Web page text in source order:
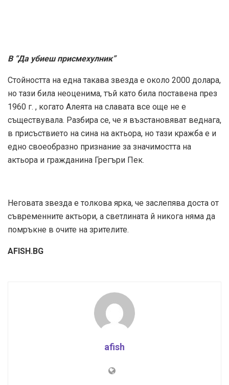
В “Да убиеш присмехулник”
Стойността на една такава звезда е около 2000 долара,
но тази била неоценима, тъй като била поставена през
1960 г. , когато Алеята на славата все още не е
съществувала. Разбира се, че я възстановяват веднага,
в присъствието на сина на актьора, но тази кражба е и
едно своеобразно признание за значимостта на
актьора и гражданина Грегъри Пек.
Неговата звезда е толкова ярка, че заслепява доста от
съвременните актьори, а светлината й никога няма да
помръкне в очите на зрителите.
AFISH.BG
afish